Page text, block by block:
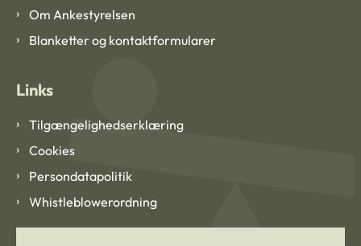
Om Ankestyrelsen
Blanketter og kontaktformularer
Links
Tilgængelighedserklæring
Cookies
Persondatapolitik
Whistleblowerordning